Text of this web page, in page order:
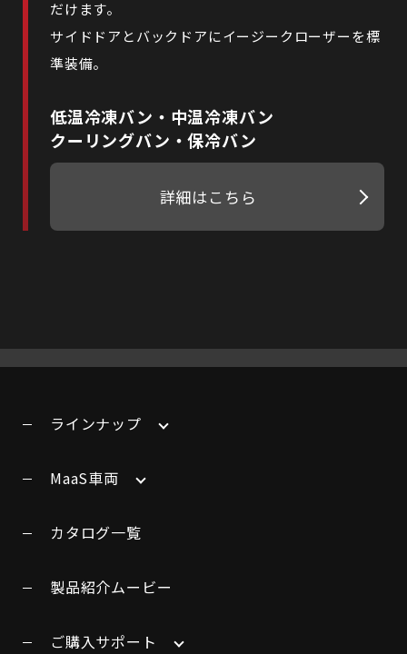
だけます。
サイドドアとバックドアにイージークローザーを標
準装備。
低温冷凍バン・中温冷凍バン
クーリングバン・保冷バン
詳細はこちら
ラインナップ
MaaS車両
カタログ一覧
製品紹介ムービー
ご購入サポート